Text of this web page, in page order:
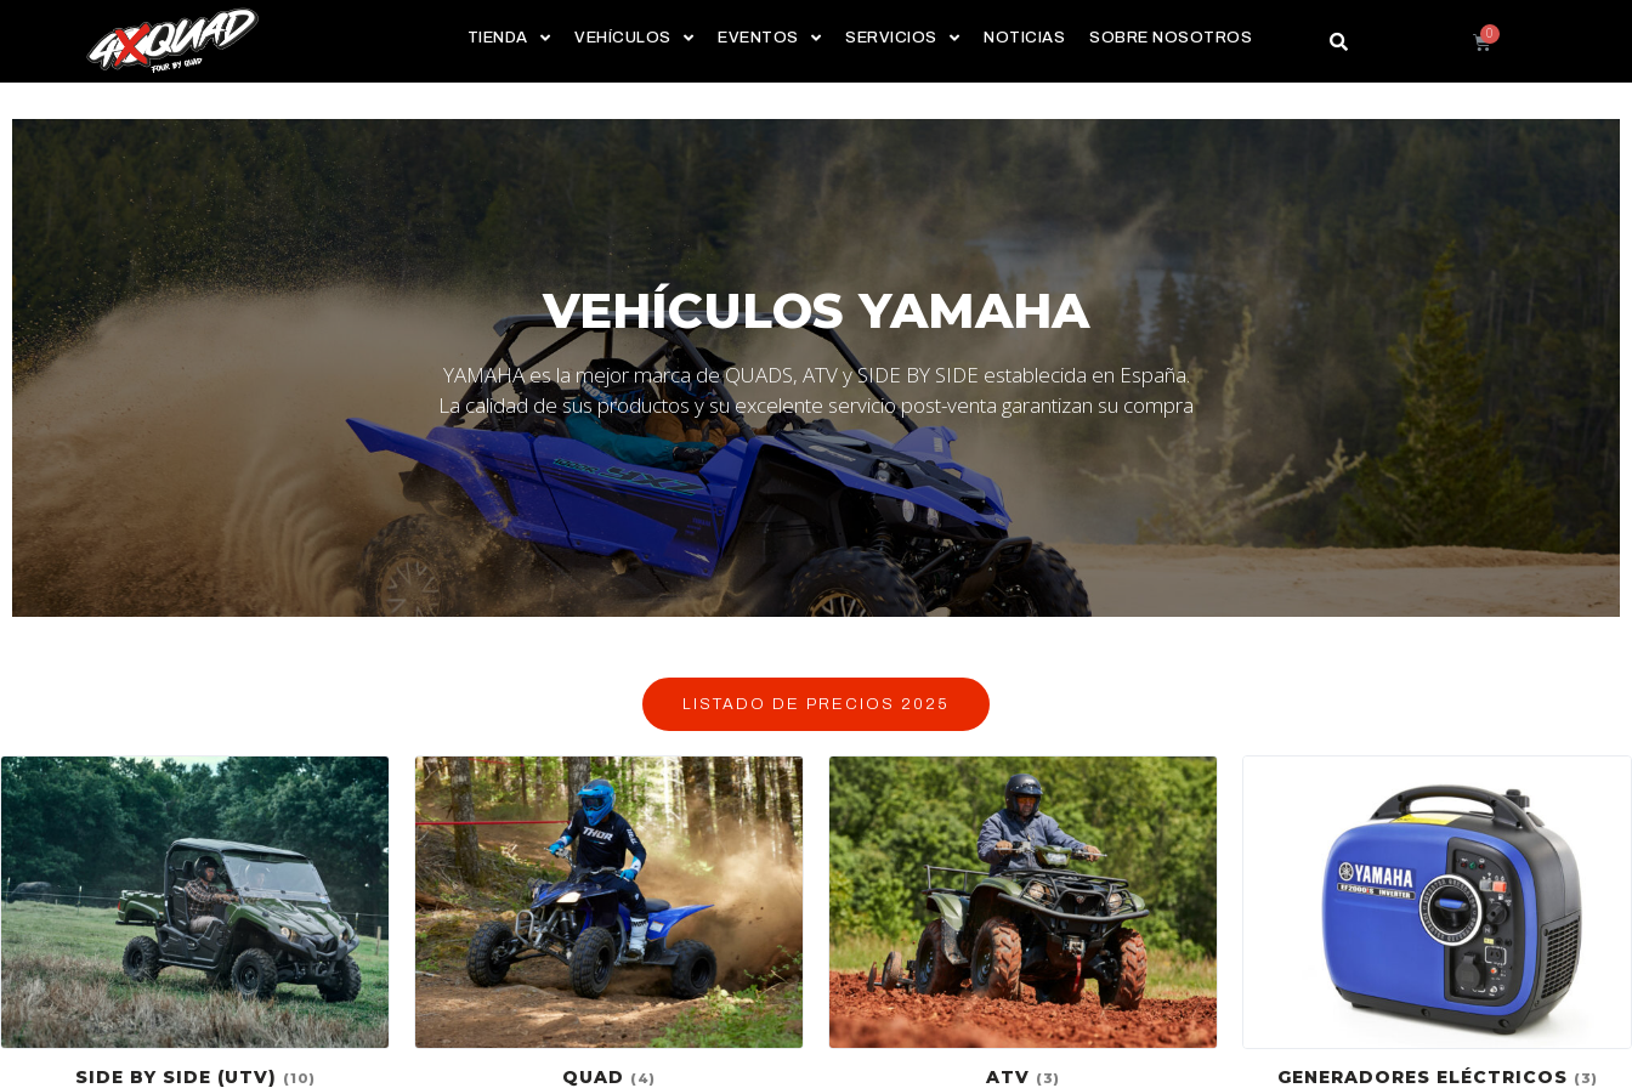
TIENDA VEHÍCULOS EVENTOS SERVICIOS NOTICIAS SOBRE NOSOTROS
VEHÍCULOS YAMAHA
YAMAHA es la mejor marca de QUADS, ATV y SIDE BY SIDE establecida en España.
La calidad de sus productos y su excelente servicio post-venta garantizan su compra
LISTADO DE PRECIOS 2025
SIDE BY SIDE (UTV) (10) QUAD (4) ATV (3) GENERADORES ELÉCTRICOS (3)